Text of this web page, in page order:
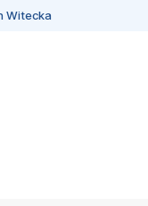
Witecka